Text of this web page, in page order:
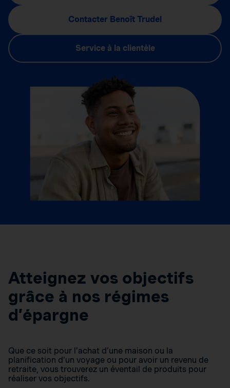
Contacter Benoît Trudel
Service à la clientèle
Atteignez vos objectifs
grâce à nos régimes
d’épargne
Que ce soit pour l’achat d’une maison ou la
planification d’un voyage ou pour avoir un revenu de
retraite, vous trouverez un éventail de produits pour
réaliser vos objectifs.